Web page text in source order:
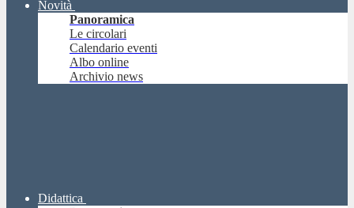
Novità
Panoramica
Le circolari
Calendario eventi
Albo online
Archivio news
Didattica